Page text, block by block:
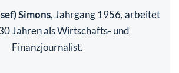
Simons, Jahrgang 1956, arbeitet
Jahren als Wirtschafts- und
Finanzjournalist.